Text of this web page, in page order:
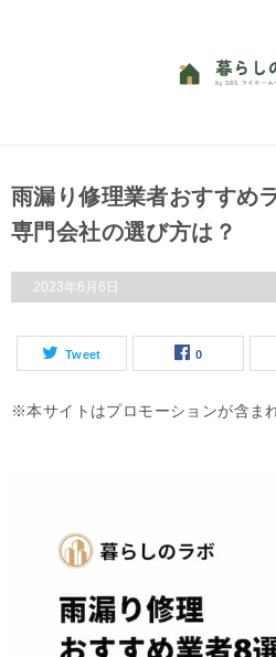
雨漏り修理業者おすすめ
専門会社の選び方は？
2023年6月6日
Tweet 0
本サイトはプロモーションが含ま